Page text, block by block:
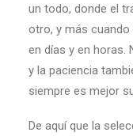
un todo, donde el
otro, y más
en días y en horas.
y la paciencia
siempre es mejor
De aquí que la